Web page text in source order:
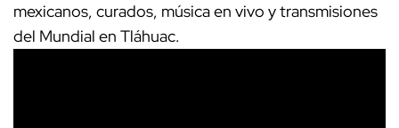
mexicanos, curados, música en vivo y transmisiones
del Mundial en Tláhuac.